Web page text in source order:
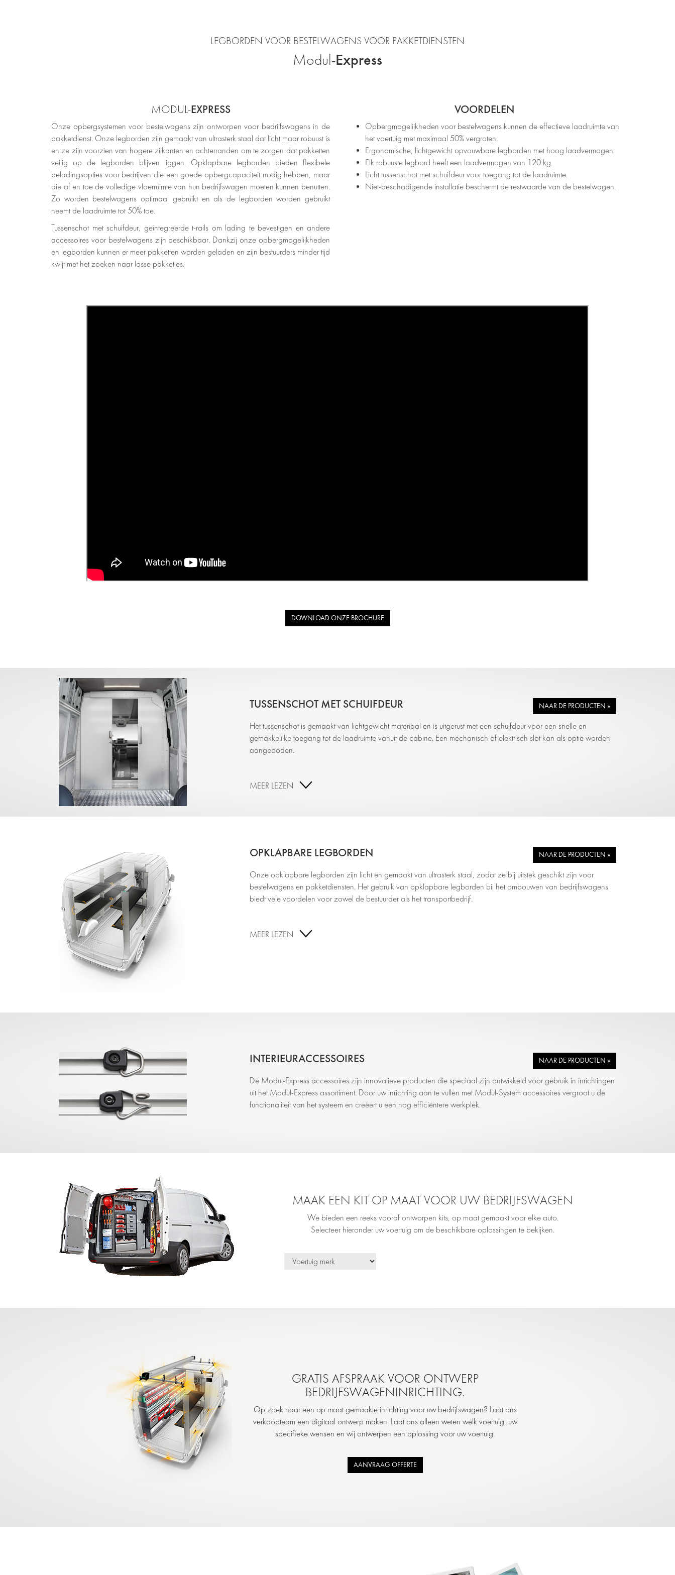
LEGBORDEN VOOR BESTELWAGENS VOOR PAKKETDIENSTEN
Modul-Express
MODUL-EXPRESS
Onze opbergsystemen voor bestelwagens zijn ontworpen voor bedrijfswagens in de
pakketdienst. Onze legborden zijn gemaakt van ultrasterk staal dat licht maar robuust is
en ze zijn voorzien van hogere zijkanten en achterranden om te zorgen dat pakketten
veilig op de legborden blijven liggen. Opklapbare legborden bieden flexibele
beladingsopties voor bedrijven die een goede opbergcapaciteit nodig hebben, maar
die af en toe de volledige vloerruimte van hun bedrijfswagen moeten kunnen benutten.
Zo worden bestelwagens optimaal gebruikt en als de legborden worden gebruikt
neemt de laadruimte tot 50% toe.
Tussenschot met schuifdeur, geïntegreerde t-rails om lading te bevestigen en andere
accessoires voor bestelwagens zijn beschikbaar. Dankzij onze opbergmogelijkheden
en legborden kunnen er meer pakketten worden geladen en zijn bestuurders minder tijd
kwijt met het zoeken naar losse pakketjes.
VOORDELEN
Opbergmogelijkheden voor bestelwagens kunnen de effectieve laadruimte van
het voertuig met maximaal 50% vergroten.
Ergonomische, lichtgewicht opvouwbare legborden met hoog laadvermogen.
Elk robuuste legbord heeft een laadvermogen van 120 kg.
Licht tussenschot met schuifdeur voor toegang tot de laadruimte.
Niet-beschadigende installatie beschermt de restwaarde van de bestelwagen.
DOWNLOAD ONZE BROCHURE
TUSSENSCHOT MET SCHUIFDEUR NAAR DE PRODUCTEN »
Het tussenschot is gemaakt van lichtgewicht materiaal en is uitgerust met een schuifdeur voor een snelle en
gemakkelijke toegang tot de laadruimte vanuit de cabine. Een mechanisch of elektrisch slot kan als optie worden
aangeboden.
MEER LEZEN
OPKLAPBARE LEGBORDEN NAAR DE PRODUCTEN »
Onze opklapbare legborden zijn licht en gemaakt van ultrasterk staal, zodat ze bij uitstek geschikt zijn voor
bestelwagens en pakketdiensten. Het gebruik van opklapbare legborden bij het ombouwen van bedrijfswagens
biedt vele voordelen voor zowel de bestuurder als het transportbedrijf.
MEER LEZEN
INTERIEURACCESSOIRES NAAR DE PRODUCTEN »
De Modul-Express accessoires zijn innovatieve producten die speciaal zijn ontwikkeld voor gebruik in inrichtingen
uit het Modul-Express assortiment. Door uw inrichting aan te vullen met Modul-System accessoires vergroot u de
functionaliteit van het systeem en creëert u een nog efficiëntere werkplek.
MAAK EEN KIT OP MAAT VOOR UW BEDRIJFSWAGEN
We bieden een reeks vooraf ontworpen kits, op maat gemaakt voor elke auto.
Selecteer hieronder uw voertuig om de beschikbare oplossingen te bekijken.
GRATIS AFSPRAAK VOOR ONTWERP
BEDRIJFSWAGENINRICHTING.
Op zoek naar een op maat gemaakte inrichting voor uw bedrijfswagen? Laat ons
verkoopteam een digitaal ontwerp maken. Laat ons alleen weten welk voertuig, uw
specifieke wensen en wij ontwerpen een oplossing voor uw voertuig.
AANVRAAG OFFERTE